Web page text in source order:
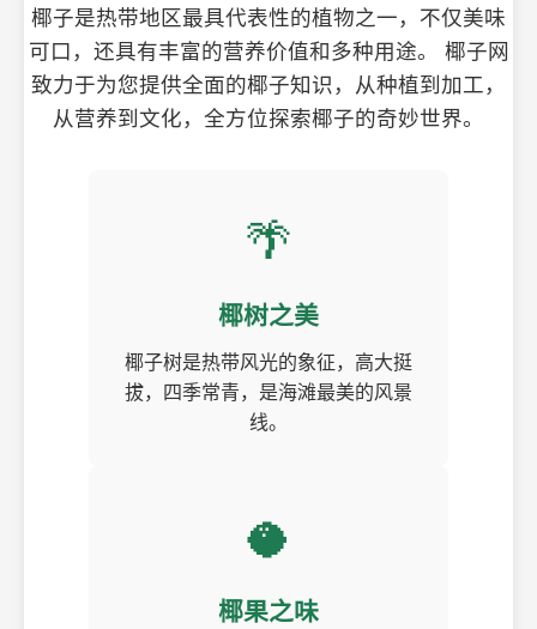
椰子是热带地区最具代表性的植物之一，不仅美味
可口，还具有丰富的营养价值和多种用途。 椰子网
致力于为您提供全面的椰子知识，从种植到加工，
从营养到文化，全方位探索椰子的奇妙世界。
🌴
椰树之美
椰子树是热带风光的象征，高大挺
拔，四季常青，是海滩最美的风景
线。
🥥
椰果之味